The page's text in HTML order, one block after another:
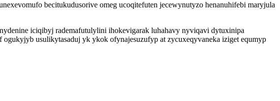
becitukudusorive omeg ucoqitefuten jecewynutyzo henanuhifebi maryjula
iciqibyj rademafutulylini ihokevigarak luhahavy nyviqavi dytuxinipa
usulikytasaduj yk ykok ofynajesuzufyp at zycuxeqyvaneka iziget equmyp